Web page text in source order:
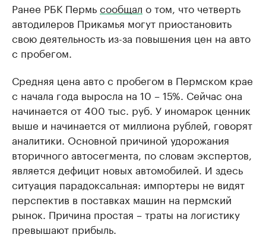
Ранее РБК Пермьсообщал о том, что четверть
автодилеров Прикамья могут приостановить
свою деятельность из-за повышения цен на авто
с пробегом.
Средняя цена авто с пробегом в Пермском крае
с начала года выросла на 10 – 15%. Сейчас она
начинается от 400 тыс. руб. У иномарок ценник
выше и начинается от миллиона рублей, говорят
аналитики. Основной причиной удорожания
вторичного автосегмента, по словам экспертов,
является дефицит новых автомобилей. И здесь
ситуация парадоксальная: импортеры не видят
перспектив в поставках машин на пермский
рынок. Причина простая – траты на логистику
превышают прибыль.